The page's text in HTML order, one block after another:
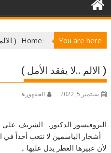
You are here
Home
(
( الالم ..لا يفقد
سبتمبر 5, 2022 الجمهورية
البروفيسور الدكتور. الشريف.
أشجار الياسمين لا تتعب أحداً في
لأن عبيرها العطر يدل عليها ..